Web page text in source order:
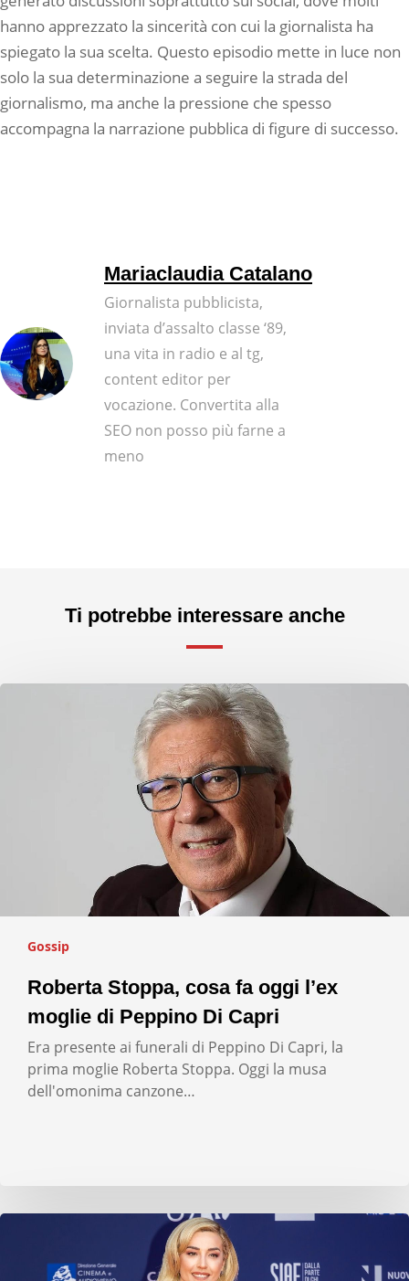
hanno apprezzato la sincerità con cui la giornalista ha
spiegato la sua scelta. Questo episodio mette in luce non
solo la sua determinazione a seguire la strada del
giornalismo, ma anche la pressione che spesso
accompagna la narrazione pubblica di figure di successo.
Mariaclaudia Catalano
Giornalista pubblicista,
inviata d’assalto classe ‘89,
una vita in radio e al tg,
content editor per
vocazione. Convertita alla
SEO non posso più farne a
meno
Ti potrebbe interessare anche
Gossip
Roberta Stoppa, cosa fa oggi l’ex
moglie di Peppino Di Capri
Era presente ai funerali di Peppino Di Capri, la
prima moglie Roberta Stoppa. Oggi la musa
dell'omonima canzone…